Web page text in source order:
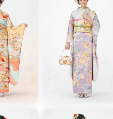
。STAFF COMMENT
用した振袖。主題となる御所
京友禅振袖 980,000円＋税 絹
の他繊維
に。
に映えて。STAFF COMMENT
非なる2色づかいがお顔映り